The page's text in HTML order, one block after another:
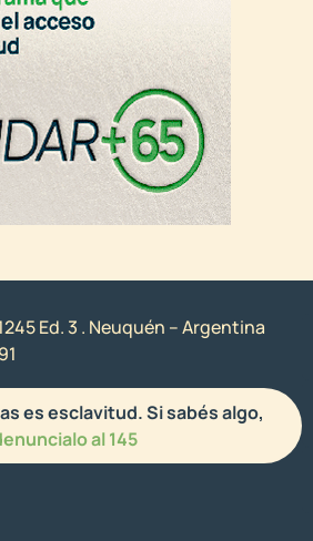
Ed. 3 . Neuquén – Argentina
es esclavitud. Si sabés algo,
al 145